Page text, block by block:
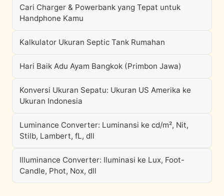
Cari Charger & Powerbank yang Tepat untuk
Handphone Kamu
Kalkulator Ukuran Septic Tank Rumahan
Hari Baik Adu Ayam Bangkok (Primbon Jawa)
Konversi Ukuran Sepatu: Ukuran US Amerika ke
Ukuran Indonesia
Luminance Converter: Luminansi ke cd/m², Nit,
Stilb, Lambert, fL, dll
Illuminance Converter: Iluminasi ke Lux, Foot-
Candle, Phot, Nox, dll